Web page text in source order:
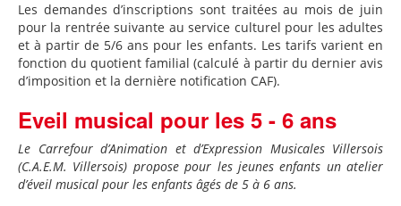
Les demandes d’inscriptions sont traitées au mois de juin
pour la rentrée suivante au service culturel pour les adultes
et à partir de 5/6 ans pour les enfants. Les tarifs varient en
fonction du quotient familial (calculé à partir du dernier avis
d’imposition et la dernière notification CAF).
Eveil musical pour les 5 - 6 ans
Le Carrefour d’Animation et d’Expression Musicales Villersois
(C.A.E.M. Villersois) propose pour les jeunes enfants un atelier
d’éveil musical pour les enfants âgés de 5 à 6 ans.